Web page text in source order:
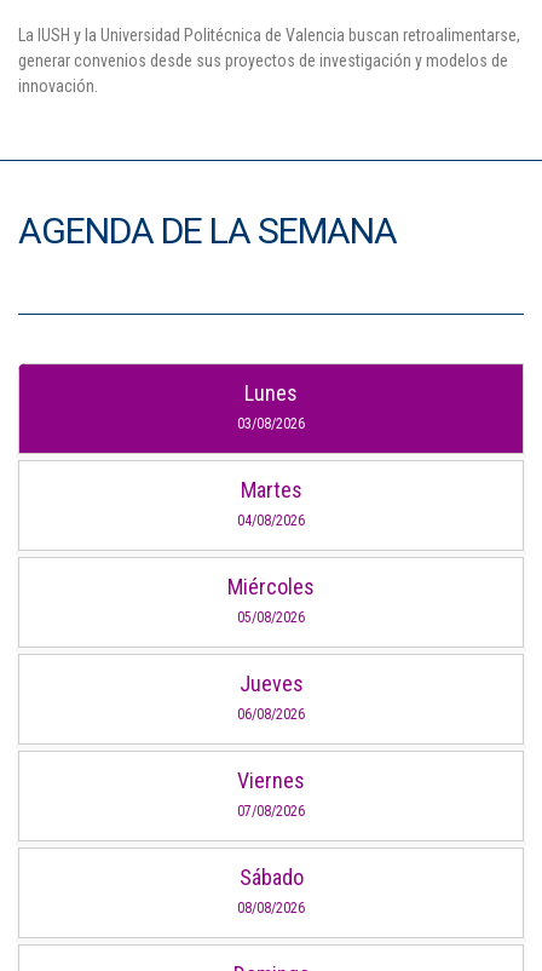
La IUSH y la Universidad Politécnica de Valencia buscan retroalimentarse,
generar convenios desde sus proyectos de investigación y modelos de
innovación.
AGENDA DE LA SEMANA
Lunes
03/08/2026
Martes
04/08/2026
Miércoles
05/08/2026
Jueves
06/08/2026
Viernes
07/08/2026
Sábado
08/08/2026
Medellín - Colombia - Suramérica